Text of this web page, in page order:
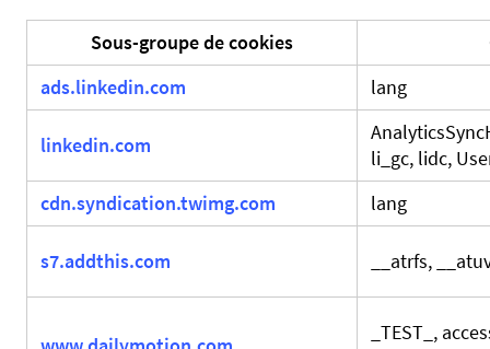
Sous-groupe de cookies
ads.linkedin.com
lang
linkedin.com
li_gc, lidc,
cdn.syndication.twimg.com
lang
s7.addthis.com __atrfs,
_TEST_,